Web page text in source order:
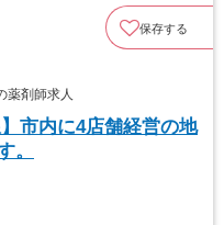
保存する
薬剤師求人
市内に4店舗経営の地
。